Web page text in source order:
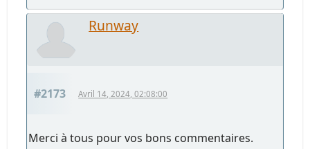
Runway
#2173 Avril 14, 2024, 02:08:00
Merci à tous pour vos bons commentaires.